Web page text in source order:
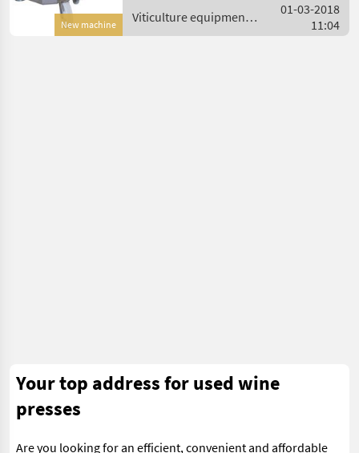
New machine
Viticulture equipment /
Mythos
01-03-2018
11:04
Your top address for used wine
presses
Are you looking for an efficient, convenient and affordable